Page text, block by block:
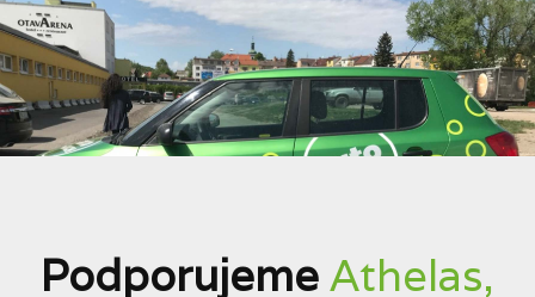
PodporujemeAthelas,